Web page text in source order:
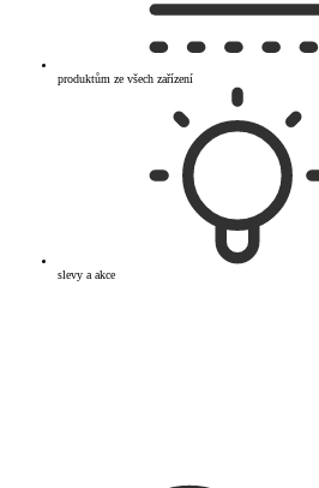
produktům ze všech zařízení
slevy a akce